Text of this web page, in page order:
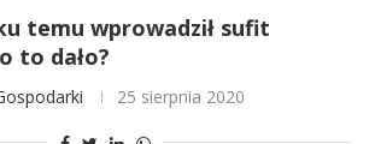
temu wprowadził sufit
to dało?
25 sierpnia 2020